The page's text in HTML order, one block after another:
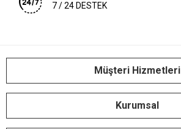
7 / 24 DESTEK
Müşteri Hizmetleri
Kurumsal